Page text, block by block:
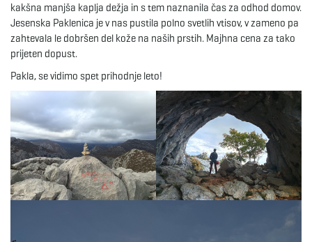
kakšna manjša kaplja dežja in s tem naznanila čas za odhod domov.
Jesenska Paklenica je v nas pustila polno svetlih vtisov, v zameno pa
zahtevala le dobršen del kože na naših prstih. Majhna cena za tako
prijeten dopust.
Pakla, se vidimo spet prihodnje leto!